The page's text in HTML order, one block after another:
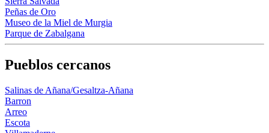
Peñas de Oro
Museo de la Miel de Murgia
Parque de Zabalgana
Pueblos cercanos
Salinas de Añana/Gesaltza-Añana
Barron
Arreo
Escota